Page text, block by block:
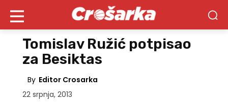
Tomislav Ružić potpisao
za Besiktas
By Editor Crosarka
22 srpnja, 2013